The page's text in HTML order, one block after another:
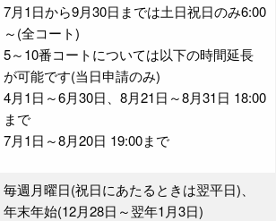
7月1日から9月30日までは土日祝日のみ6:00
～(全コート)
5～10番コートについては以下の時間延長
が可能です(当日申請のみ)
4月1日～6月30日、8月21日～8月31日 18:00
まで
7月1日～8月20日 19:00まで
毎週月曜日(祝日にあたるときは翌平日)、
年末年始(12月28日～翌年1月3日)